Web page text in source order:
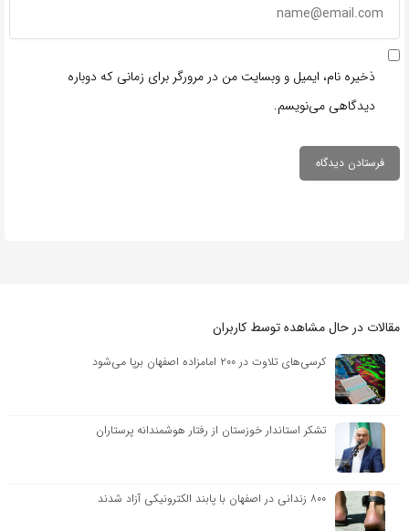
ذخیره نام، ایمیل و وبسایت من در مرورگر برای زمانی که دوباره
دیدگاهی می‌نویسم.
مقالات در حال مشاهده توسط کاربران
کرسی‌های تلاوت در ۲۰۰ امامزاده اصفهان برپا می‌شود
تشکر استاندار خوزستان از رفتار هوشمندانه پرستاران
۸۰۰ زندانی در اصفهان با پابند الکترونیکی آزاد شدند